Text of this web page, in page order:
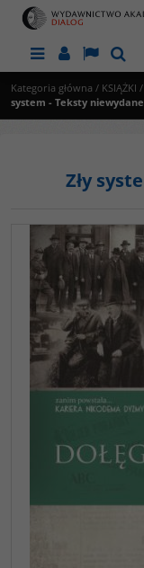
MenuPanelLang
Kategoria główna / KSIĄŻKI /
system - Teksty niewydane
Zły